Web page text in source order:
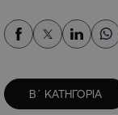
Β΄ ΚΑΤΗΓΟΡΙΑ